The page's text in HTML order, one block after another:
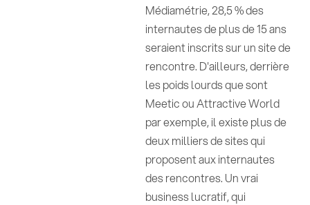
Médiamétrie, 28,5 % des
internautes de plus de 15 ans
seraient inscrits sur un site de
rencontre. D'ailleurs, derrière
les poids lourds que sont
Meetic ou Attractive World
par exemple, il existe plus de
deux milliers de sites qui
proposent aux internautes
des rencontres. Un vrai
business lucratif, qui